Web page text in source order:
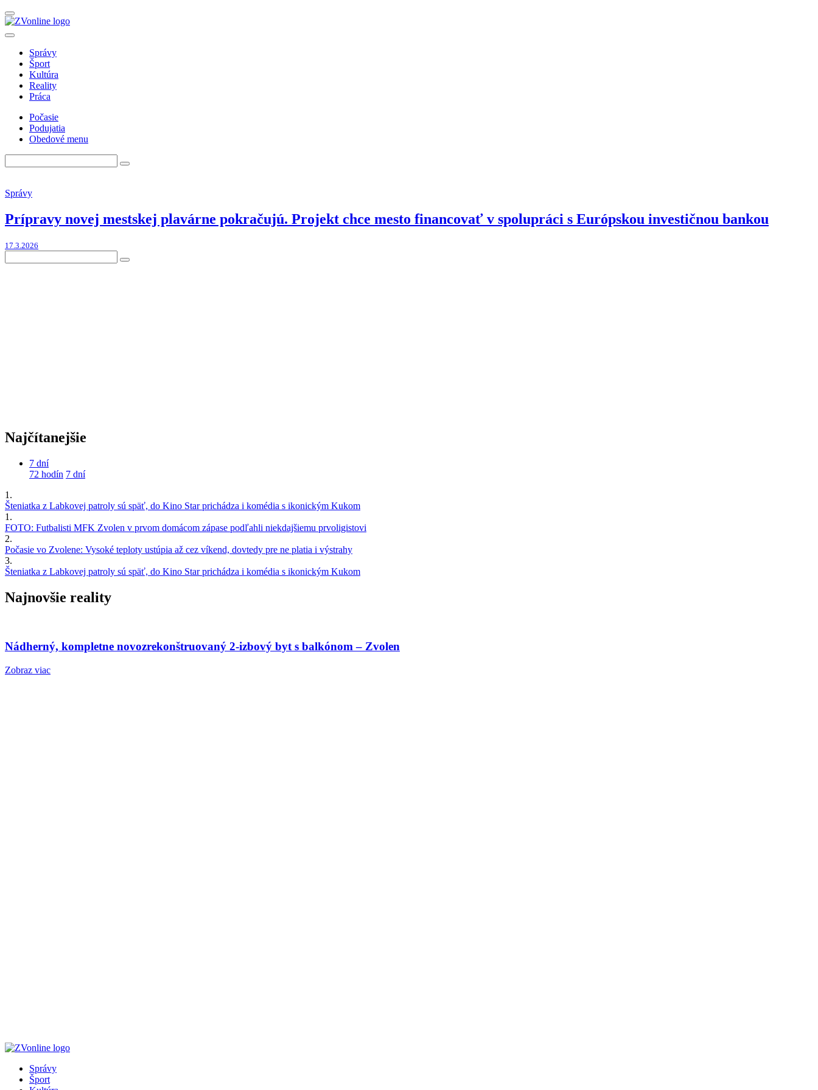
Správy
Šport
Kultúra
Reality
Práca
Počasie
Podujatia
Obedové menu
Správy
Prípravy novej mestskej plavárne pokračujú. Projekt chce mesto financovať v spolupráci s Európskou investičnou bankou
17.3.2026
Najčítanejšie
7 dní
72 hodín 7 dní
1.
Šteniatka z Labkovej patroly sú späť, do Kino Star prichádza i komédia s ikonickým Kukom
1.
FOTO: Futbalisti MFK Zvolen v prvom domácom zápase podľahli niekdajšiemu prvoligistovi
2.
Počasie vo Zvolene: Vysoké teploty ustúpia až cez víkend, dovtedy pre ne platia i výstrahy
3.
Šteniatka z Labkovej patroly sú späť, do Kino Star prichádza i komédia s ikonickým Kukom
Najnovšie reality
Nádherný, kompletne novozrekonštruovaný 2-izbový byt s balkónom – Zvolen
Zobraz viac
Správy
Šport